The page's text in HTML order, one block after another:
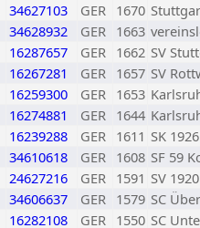
34627103 GER 1670
34628932 GER 1663
16287657 GER 1662 SV
16267281 GER 1657 SV
16259300 GER 1653
16274881 GER 1644
16239288 GER 1611 SK
34610618 GER 1608 SF 59
24627216 GER 1591 SV
34606637 GER 1579 SC
16282108 GER 1550 SC